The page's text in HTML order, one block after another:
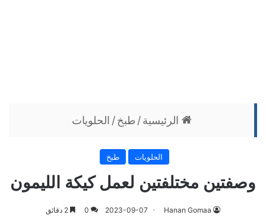
الرئيسية / طبخ / الحلويات
الحلويات طبخ
وصفتين مختلفتين لعمل كيكة الليمون
Hanan Gomaa
2023-09-07
0